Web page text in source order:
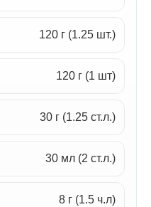
120 г (1.25 шт.)
120 г (1 шт)
30 г (1.25 ст.л.)
30 мл (2 ст.л.)
8 г (1.5 ч.л)